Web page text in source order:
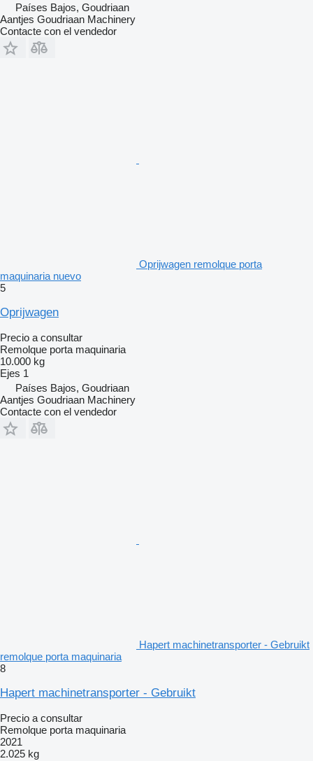
Países Bajos, Goudriaan
Aantjes Goudriaan Machinery
Contacte con el vendedor
Oprijwagen remolque porta
maquinaria nuevo
5
Oprijwagen
Precio a consultar
Remolque porta maquinaria
10.000 kg
Ejes 1
Países Bajos, Goudriaan
Aantjes Goudriaan Machinery
Contacte con el vendedor
Hapert machinetransporter - Gebruikt
remolque porta maquinaria
8
Hapert machinetransporter - Gebruikt
Precio a consultar
Remolque porta maquinaria
2021
2.025 kg